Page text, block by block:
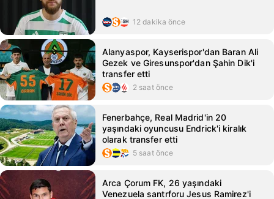
12 dakika önce
Alanyaspor, Kayserispor'dan Baran Ali
Gezek ve Giresunspor'dan Şahin Dik'i
transfer etti
2 saat önce
Fenerbahçe, Real Madrid'in 20
yaşındaki oyuncusu Endrick'i kiralık
olarak transfer etti
5 saat önce
Arca Çorum FK, 26 yaşındaki
Venezuela santrforu Jesus Ramirez'i